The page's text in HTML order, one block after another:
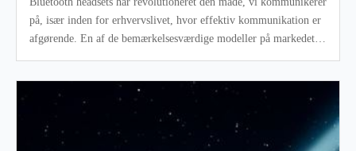
på, især inden for erhvervslivet, hvor effektiv kommunikation er
afgørende. En af de bemærkelsesværdige modeller på markedet,